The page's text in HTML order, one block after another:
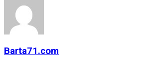
Barta71.com